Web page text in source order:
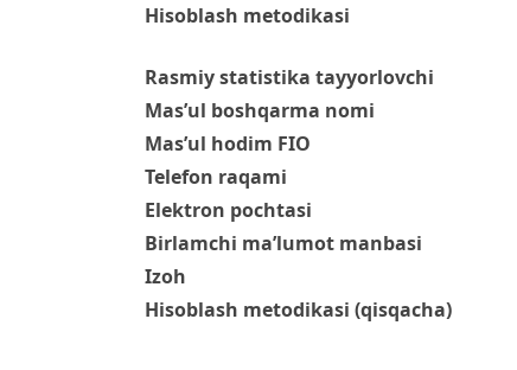
Hisoblash metodikasi
Rasmiy statistika tayyorlovchi
Mas’ul boshqarma nomi
Mas’ul hodim FIO
Telefon raqami
Elektron pochtasi
Birlamchi ma’lumot manbasi
Izoh
Hisoblash metodikasi (qisqacha)